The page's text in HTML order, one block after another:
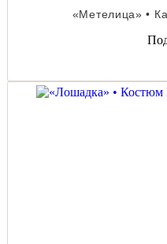
«Метелица» •